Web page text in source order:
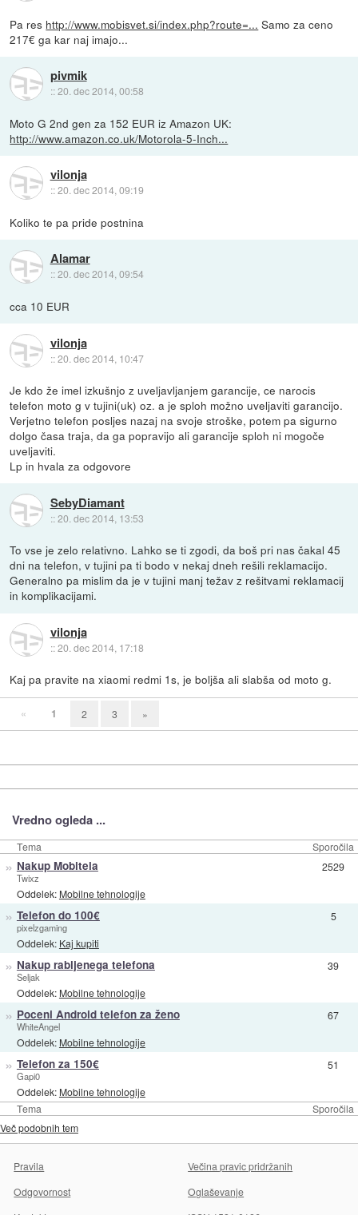
Pa res http://www.mobisvet.si/index.php?route=... Samo za ceno
217€ ga kar naj imajo...
pivmik
::20. dec 2014, 00:58
Moto G 2nd gen za 152 EUR iz Amazon UK:
http://www.amazon.co.uk/Motorola-5-Inch...
vilonja
::20. dec 2014, 09:19
Koliko te pa pride postnina
Alamar
::20. dec 2014, 09:54
cca 10 EUR
vilonja
::20. dec 2014, 10:47
Je kdo že imel izkušnjo z uveljavljanjem garancije, ce narocis
telefon moto g v tujini(uk) oz. a je sploh možno uveljaviti garancijo.
Verjetno telefon posljes nazaj na svoje stroške, potem pa sigurno
dolgo časa traja, da ga popravijo ali garancije sploh ni mogoče
uveljaviti.
Lp in hvala za odgovore
SebyDiamant
::20. dec 2014, 13:53
To vse je zelo relativno. Lahko se ti zgodi, da boš pri nas čakal 45
dni na telefon, v tujini pa ti bodo v nekaj dneh rešili reklamacijo.
Generalno pa mislim da je v tujini manj težav z rešitvami reklamacij
in komplikacijami.
vilonja
::20. dec 2014, 17:18
Kaj pa pravite na xiaomi redmi 1s, je boljša ali slabša od moto g.
« 1 2 3 »
Vredno ogleda ...
Tema Sporočila
Tema Sporočila
» Nakup Mobitela
Twixz
Oddelek: Mobilne tehnologije
2529
» Telefon do 100€
pixelzgaming
Oddelek: Kaj kupiti
5
» Nakup rabljenega telefona
Seljak
Oddelek: Mobilne tehnologije
39
» Poceni Android telefon za ženo
WhiteAngel
Oddelek: Mobilne tehnologije
67
» Telefon za 150€
Gapi0
Oddelek: Mobilne tehnologije
51
Več podobnih tem
Pravila
Večina pravic pridržanih
Odgovornost
Oglaševanje